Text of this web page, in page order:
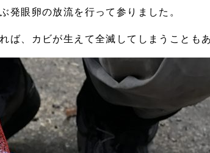
発眼卵の放流を行って参りました。
、カビが生えて全滅してしまうことも